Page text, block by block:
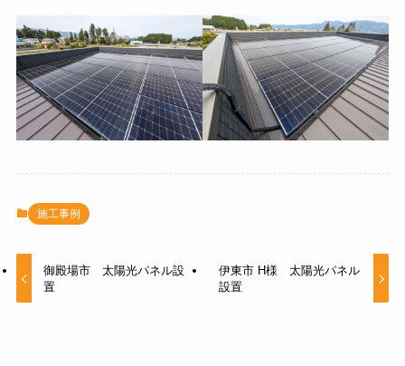
施工事例
御殿場市 太陽光パネル設
置
伊東市 H様 太陽光パネル
設置